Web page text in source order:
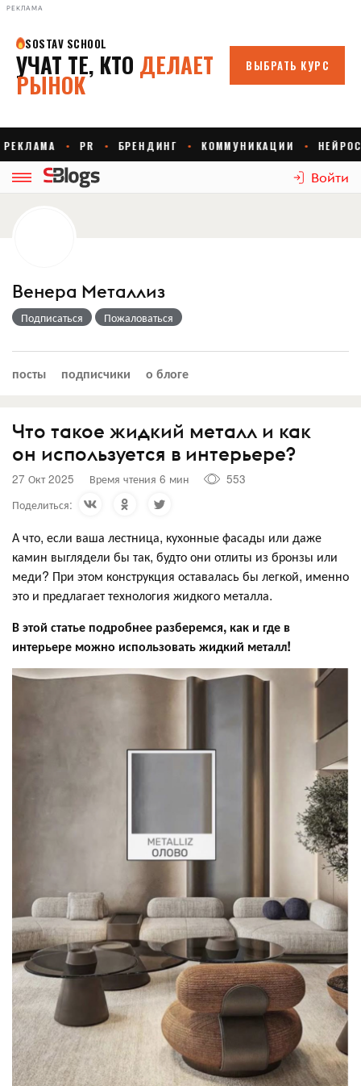
РЕКЛАМА
Войти
Венера Металлиз
Подписаться Пожаловаться
посты подписчики о блоге
Что такое жидкий металл и как
он используется в интерьере?
27 Окт 2025 Время чтения 6 мин
553
Поделиться:
А что, если ваша лестница, кухонные фасады или даже
камин выглядели бы так, будто они отлиты из бронзы или
меди? При этом конструкция оставалась бы легкой, именно
это и предлагает технология жидкого металла.
В этой статье подробнее разберемся, как и где в
интерьере можно использовать жидкий металл!